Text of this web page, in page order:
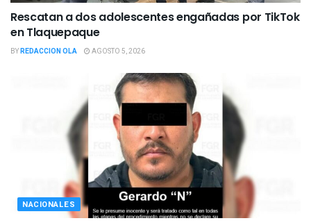
Rescatan a dos adolescentes engañadas por TikTok
en Tlaquepaque
BYREDACCION OLA AGOSTO 5, 2026
NACIONALES